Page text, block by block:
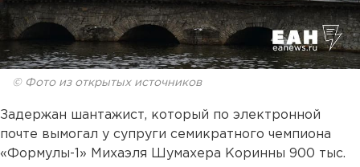
© Фото из открытых источников
Задержан шантажист, который по электронной
почте вымогал у супруги семикратного чемпиона
«Формулы-1» Михаэля Шумахера Коринны 900 тыс.